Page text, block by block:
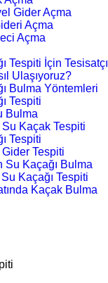
Gider Açma
Açma
Açma
Tespiti İçin Tesisatçı
Ulaşıyoruz?
Bulma Yöntemleri
Tespiti
Bulma
Su Kaçak Tespiti
Tespiti
Gider Tespiti
Su Kaçağı Bulma
Kaçağı Tespiti
Kaçak Bulma